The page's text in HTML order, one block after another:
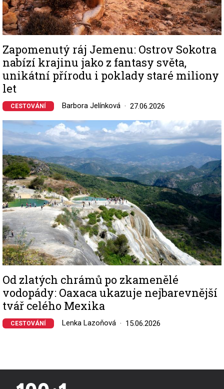
Zapomenutý ráj Jemenu: Ostrov Sokotra
nabízí krajinu jako z fantasy světa,
unikátní přírodu i poklady staré miliony
let
CESTOVÁNÍ Barbora Jelínková 27.06.2026
Od zlatých chrámů po zkamenělé
vodopády: Oaxaca ukazuje nejbarevnější
tvář celého Mexika
CESTOVÁNÍ Lenka Lazoňová 15.06.2026